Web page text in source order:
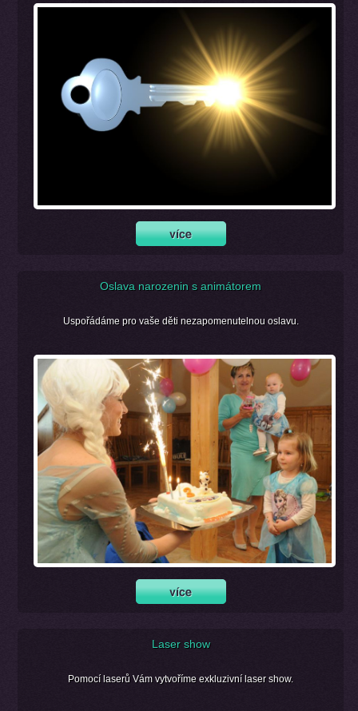
Oslava narozenin s animátorem
Uspořádáme pro vaše děti nezapomenutelnou oslavu.
Laser show
Pomocí laserů Vám vytvoříme exkluzivní laser show.